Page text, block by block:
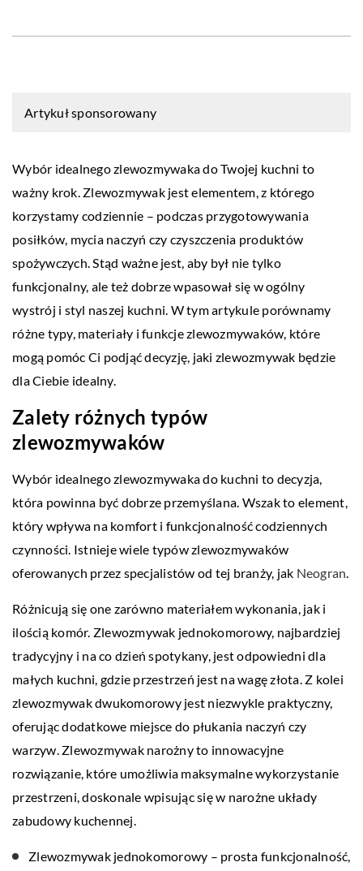
Artykuł sponsorowany
Wybór idealnego zlewozmywaka do Twojej kuchni to
ważny krok. Zlewozmywak jest elementem, z którego
korzystamy codziennie – podczas przygotowywania
posiłków, mycia naczyń czy czyszczenia produktów
spożywczych. Stąd ważne jest, aby był nie tylko
funkcjonalny, ale też dobrze wpasował się w ogólny
wystrój i styl naszej kuchni. W tym artykule porównamy
różne typy, materiały i funkcje zlewozmywaków, które
mogą pomóc Ci podjąć decyzję, jaki zlewozmywak będzie
dla Ciebie idealny.
Zalety różnych typów
zlewozmywaków
Wybór idealnego zlewozmywaka do kuchni to decyzja,
która powinna być dobrze przemyślana. Wszak to element,
który wpływa na komfort i funkcjonalność codziennych
czynności. Istnieje wiele typów zlewozmywaków
oferowanych przez specjalistów od tej branży, jak Neogran.
Różnicują się one zarówno materiałem wykonania, jak i
ilością komór. Zlewozmywak jednokomorowy, najbardziej
tradycyjny i na co dzień spotykany, jest odpowiedni dla
małych kuchni, gdzie przestrzeń jest na wagę złota. Z kolei
zlewozmywak dwukomorowy jest niezwykle praktyczny,
oferując dodatkowe miejsce do płukania naczyń czy
warzyw. Zlewozmywak narożny to innowacyjne
rozwiązanie, które umożliwia maksymalne wykorzystanie
przestrzeni, doskonale wpisując się w narożne układy
zabudowy kuchennej.
Zlewozmywak jednokomorowy – prosta funkcjonalność,